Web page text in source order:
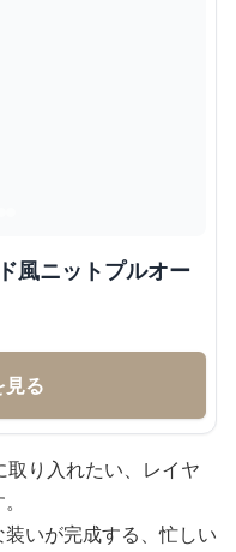
風ニットプルオー
見る
り入れたい、レイヤ
いが完成する、忙しい